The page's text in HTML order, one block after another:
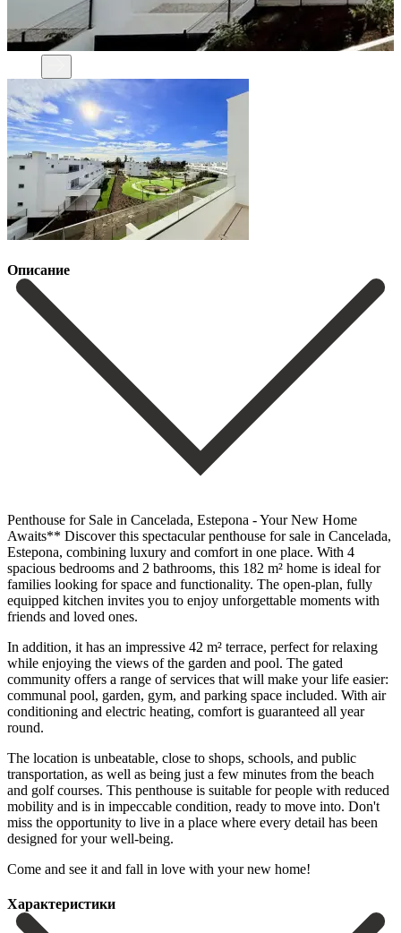
Описание
Penthouse for Sale in Cancelada, Estepona - Your New Home
Awaits** Discover this spectacular penthouse for sale in Cancelada,
Estepona, combining luxury and comfort in one place. With 4
spacious bedrooms and 2 bathrooms, this 182 m² home is ideal for
families looking for space and functionality. The open-plan, fully
equipped kitchen invites you to enjoy unforgettable moments with
friends and loved ones.
In addition, it has an impressive 42 m² terrace, perfect for relaxing
while enjoying the views of the garden and pool. The gated
community offers a range of services that will make your life easier:
communal pool, garden, gym, and parking space included. With air
conditioning and electric heating, comfort is guaranteed all year
round.
The location is unbeatable, close to shops, schools, and public
transportation, as well as being just a few minutes from the beach
and golf courses. This penthouse is suitable for people with reduced
mobility and is in impeccable condition, ready to move into. Don't
‌miss ‌the ‌opportunity ‌to live ‌in a ‌place where every detail has been
designed for ‌your well-being.
‌Come and ‌see it and ‌fall ‌in ‌love ‌with ‌your ‌new ‌home!
Характеристики